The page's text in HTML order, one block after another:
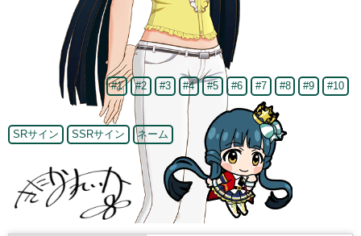
#1 #2 #3 #4 #5 #6 #7 #8 #9 #10
SRサイン SSRサイン ネーム